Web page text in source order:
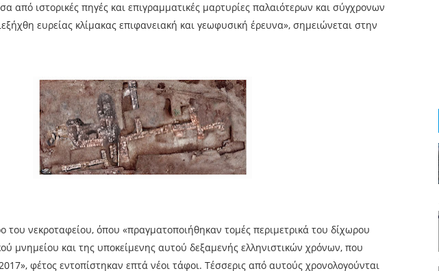
από ιστορικές πηγές και επιγραμματικές μαρτυρίες παλαιότερων και σύγχρονων
ευρείας κλίμακας επιφανειακή και γεωφυσική έρευνα», σημειώνεται στην
του νεκροταφείου, όπου «πραγματοποιήθηκαν τομές περιμετρικά του δίχωρου
μνημείου και της υποκείμενης αυτού δεξαμενής ελληνιστικών χρόνων, που
φέτος εντοπίστηκαν επτά νέοι τάφοι. Τέσσερις από αυτούς χρονολογούνται